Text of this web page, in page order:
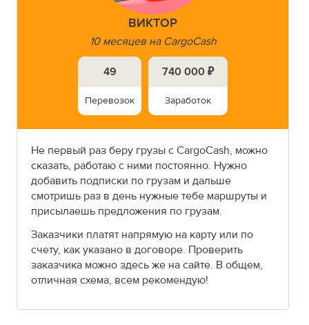
ВИКТОР
10 месяцев на CargoCash
49
Перевозок
740 000 ₽
Заработок
Не первый раз беру грузы с CargoCash, можно
сказать, работаю с ними постоянно. Нужно
добавить подписки по грузам и дальше
смотришь раз в день нужные тебе маршруты и
присылаешь предложения по грузам.
Заказчики платят напрямую на карту или по
счету, как указано в договоре. Проверить
заказчика можно здесь же на сайте. В общем,
отличная схема, всем рекомендую!